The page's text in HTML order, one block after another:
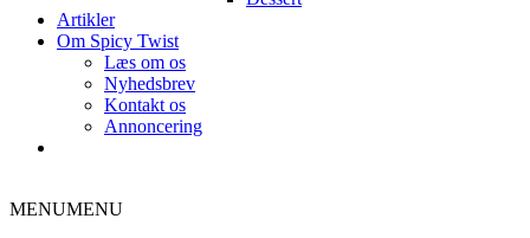
Artikler
Om Spicy Twist
Læs om os
Nyhedsbrev
Kontakt os
Annoncering
MENUMENU